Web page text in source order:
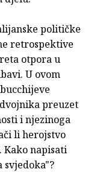
političke
retrospektive
otpora u
U ovom
preuzet
i njezinoga
li herojstvo
Kako napisati
svjedoka"?